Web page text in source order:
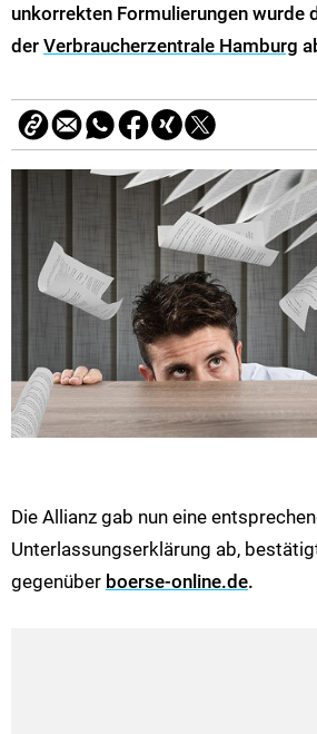
unkorrekten Formulierungen wurde
der Verbraucherzentrale Hamburg
Die Allianz gab nun eine
Unterlassungserklärung ab,
gegenüber boerse-online.de.